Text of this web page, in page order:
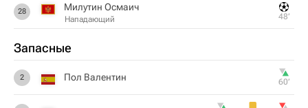
28 Милутин Осмаич
Нападающий 48‎’‎
Запасные
2 Пол Валентин 60‎’‎